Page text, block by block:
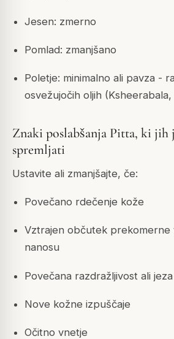
Jesen: zmerno
Pomlad: zmanjšano
Poletje: minimalno ali pavza -
osvežujočih oljih
Znaki poslabšanja Pitta, ki jih
spremljati
Ustavite ali zmanjšajte, če:
Povečano rdečenje kože
Vztrajen občutek prekomerne
nanosu
Povečana razdražljivost ali jeza
Nove kožne izpuščaje
Očitno vnetje